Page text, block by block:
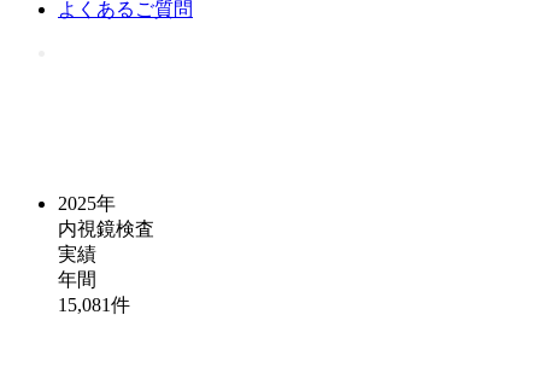
よくあるご質問
2025年
内視鏡検査
実績
年間
15,081件